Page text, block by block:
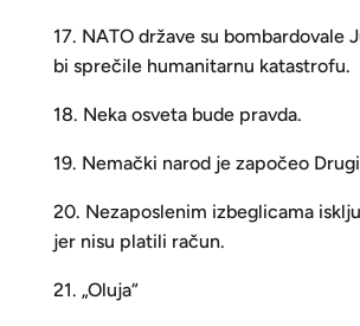
17. NATO države su bombardovale
bi sprečile humanitarnu katastrofu.
18. Neka osveta bude pravda.
19. Nemački narod je započeo
20. Nezaposlenim izbeglicama
jer nisu platili račun.
21. „Oluja“